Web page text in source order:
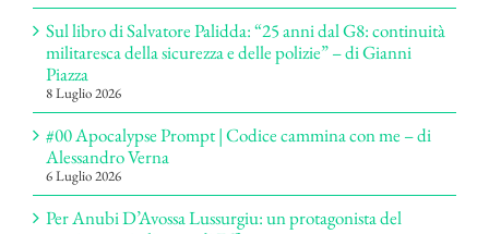
Sul libro di Salvatore Palidda: “25 anni dal G8: continuità
militaresca della sicurezza e delle polizie” – di Gianni
Piazza
8 Luglio 2026
#00 Apocalypse Prompt | Codice cammina con me – di
Alessandro Verna
6 Luglio 2026
Per Anubi D’Avossa Lussurgiu: un protagonista del